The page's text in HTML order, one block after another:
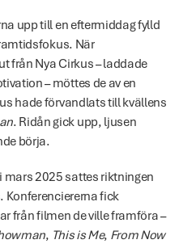
upp till en eftermiddag fylld
När
från Nya Cirkus – laddade
– möttes de av en
hade förvandlats till kvällens
. Ridån gick upp, ljusen
börja.
mars 2025 sattes riktningen
Konferenciererna fick
från filmen de ville framföra –
, This is Me, From Now